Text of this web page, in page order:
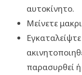
αυτοκίνητο.
Μείνετε
παρασυρθεί